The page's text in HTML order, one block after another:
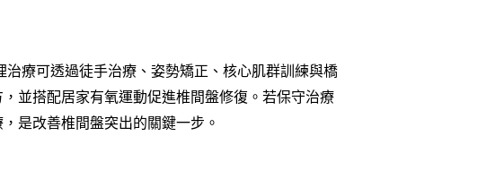
療可透過徒手治療、姿勢矯正、核心肌群訓練與橋
並搭配居家有氧運動促進椎間盤修復。若保守治療
是改善椎間盤突出的關鍵一步。